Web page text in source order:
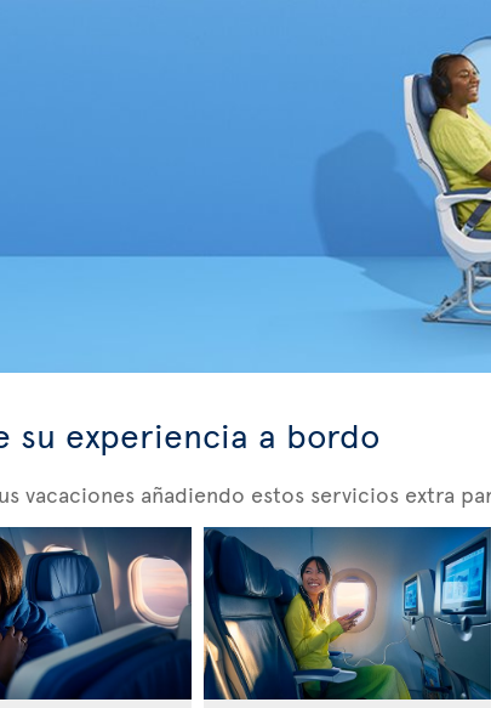
su experiencia a bordo
vacaciones añadiendo estos servicios extra